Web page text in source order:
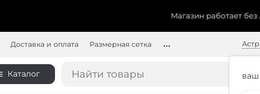
Магазин работает без
Доставка и оплата Размерная сетка
ваш
Каталог